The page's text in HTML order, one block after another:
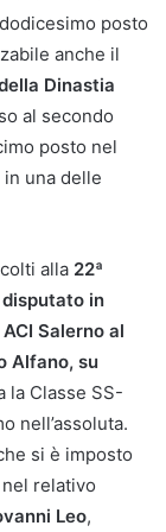
posto
anche il
Dinastia
al secondo
posto nel
una delle
alla 22ª
in
Salerno al
Alfano, su
la Classe SS-
nell’assoluta.
si è imposto
relativo
Leo,